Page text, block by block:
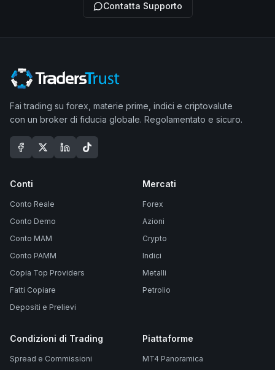
Contatta Supporto
Fai trading su forex, materie prime, indici e criptovalute
con un broker di fiducia globale. Regolamentato e sicuro.
Conti
Conto Reale
Conto Demo
Conto MAM
Conto PAMM
Copia Top Providers
Fatti Copiare
Depositi e Prelievi
Mercati
Forex
Azioni
Crypto
Indici
Metalli
Petrolio
Condizioni di Trading
Spread e Commissioni
Piattaforme
MT4 Panoramica